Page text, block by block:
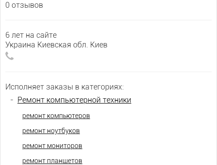
0 отзывов
6 лет на сайте
Украина Киевская обл. Киев
Исполняет заказы в категориях:
- Ремонт компьютерной техники
ремонт компьютеров
ремонт ноутбуков
ремонт мониторов
ремонт планшетов